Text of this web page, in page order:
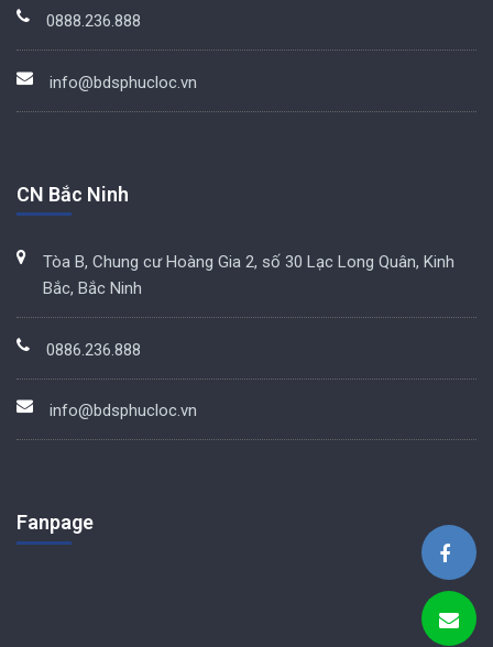
0888.236.888
info@bdsphucloc.vn
CN Bắc Ninh
Tòa B, Chung cư Hoàng Gia 2, số 30 Lạc Long Quân, Kinh
Bắc, Bắc Ninh
0886.236.888
info@bdsphucloc.vn
Fanpage